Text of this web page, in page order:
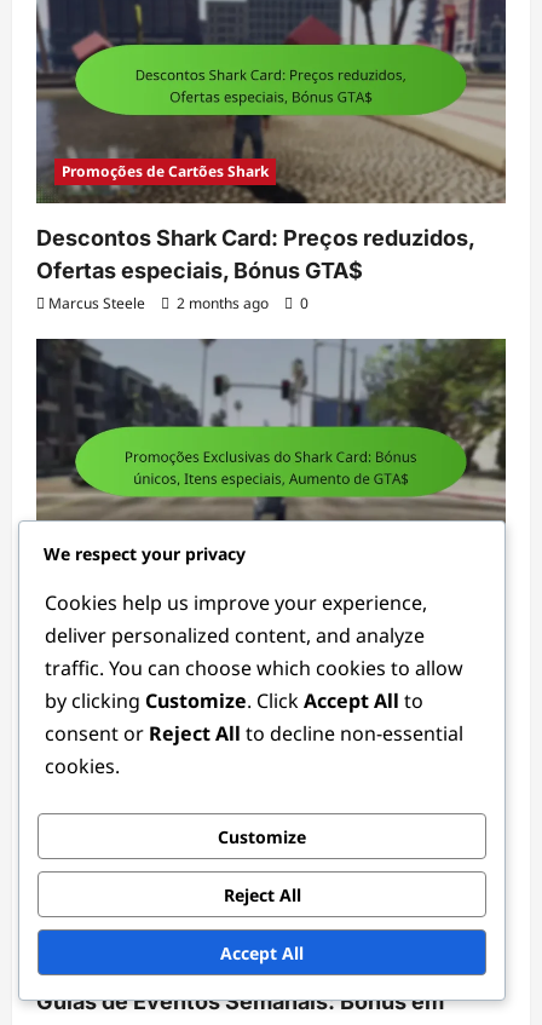
Promoções de Cartões Shark
Descontos Shark Card: Preços reduzidos,
Ofertas especiais, Bónus GTA$
Marcus Steele 2 months ago 0
Promoções de Cartões Shark
Promoções Exclusivas do Shark Card: Bónus
únicos, Itens especiais, Aumento de GTA$
Promoções de Cartões Shark
Guias de Eventos Semanais: Bónus em
We respect your privacy
Cookies help us improve your experience,
deliver personalized content, and analyze
traffic. You can choose which cookies to allow
by clicking Customize. ClickAccept All to
consent or Reject All to decline non-essential
cookies.
Customize
Reject All
Accept All